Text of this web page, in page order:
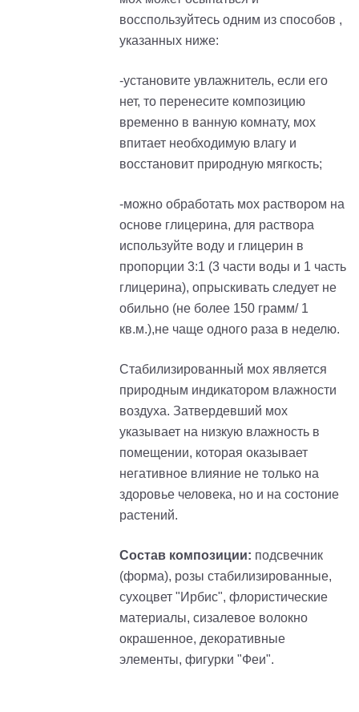
восспользуйтесь одним из способов ,
указанных ниже:
-установите увлажнитель, если его
нет, то перенесите композицию
временно в ванную комнату, мох
впитает необходимую влагу и
восстановит природную мягкость;
-можно обработать мох раствором на
основе глицерина, для раствора
используйте воду и глицерин в
пропорции 3:1 (3 части воды и 1 часть
глицерина), опрыскивать следует не
обильно (не более 150 грамм/ 1
кв.м.),не чаще одного раза в неделю.
Стабилизированный мох является
природным индикатором влажности
воздуха. Затвердевший мох
указывает на низкую влажность в
помещении, которая оказывает
негативное влияние не только на
здоровье человека, но и на состоние
растений.
Состав композиции: подcвечник
(форма), розы стабилизированные,
сухоцвет "Ирбис", флористические
материалы, сизалевое волокно
окрашенное, декоративные
элементы, фигурки "Феи".